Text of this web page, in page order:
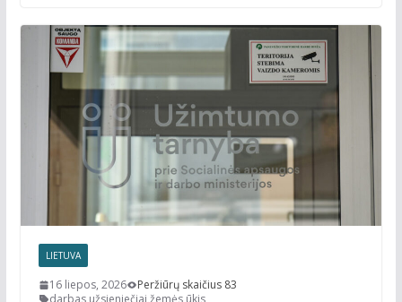
LIETUVA
16 liepos, 2026
Peržiūrų skaičius 83
darbas,užsieniečiai,žemės ūkis